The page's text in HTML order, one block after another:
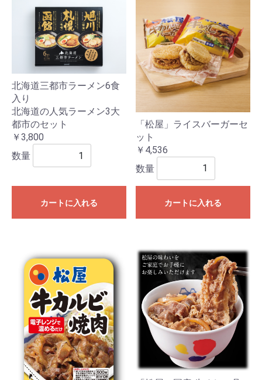
北海道三都市ラーメン6食
入り
北海道の人気ラーメン3大
都市のセット
￥3,800
数量
カートに入れる
「松屋」ライスバーガーセ
ット
￥4,536
数量
カートに入れる